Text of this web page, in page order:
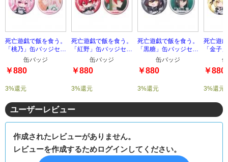
死亡遊戯で飯を食う。
「桃乃」缶バッジセッ
缶バッジ
￥880
3%還元
死亡遊戯で飯を食う。
「紅野」缶バッジセッ
缶バッジ
￥880
3%還元
死亡遊戯で飯を食う。
「黒糖」缶バッジセッ
缶バッジ
￥880
3%還元
死亡遊
「金子
￥880
3%還元
ユーザーレビュー
作成されたレビューがありません。
レビューを作成するためログインしてください。